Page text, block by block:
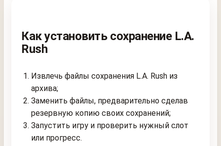
Как установить сохранение L.A.
Rush
Извлечь файлы сохранения L.A. Rush из
архива;
Заменить файлы, предварительно сделав
резервную копию своих сохранений;
Запустить игру и проверить нужный слот
или прогресс.